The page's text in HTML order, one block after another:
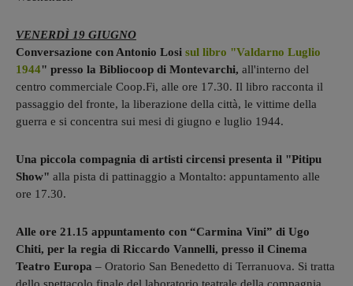
VENERDÌ 19 GIUGNO
Conversazione con Antonio Losi sul libro "Valdarno Luglio
1944" presso la Bibliocoop di Montevarchi, all'interno del
centro commerciale Coop.Fi, alle ore 17.30. Il libro racconta il
passaggio del fronte, la liberazione della città, le vittime della
guerra e si concentra sui mesi di giugno e luglio 1944.
Una piccola compagnia di artisti circensi presenta il "Pitipu
Show" alla pista di pattinaggio a Montalto: appuntamento alle
ore 17.30.
Alle ore 21.15 appuntamento con “Carmina Vini” di Ugo
Chiti, per la regia di Riccardo Vannelli, presso il Cinema
Teatro Europa – Oratorio San Benedetto di Terranuova. Si tratta
dello spettacolo finale del laboratorio teatrale della compagnia